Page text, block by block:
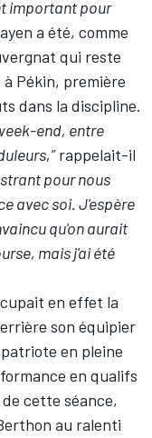
important pour
a été, comme
qui reste
Pékin, première
dans la discipline.
end, entre
rappelait-il
pour nous
avec soi. J'espère
qu'on aurait
mais j'ai été
en effet la
son équipier
en pleine
en qualifs
cette séance,
au ralenti